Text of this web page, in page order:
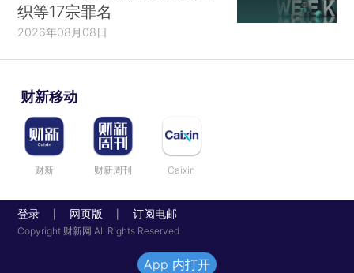
织等17宗罪名
2026年08月08日
财新移动
财新 财新周刊 Caixin
登录 网页版 订阅电邮
Copyright 财新网 All Rights Reserved
App 内打开